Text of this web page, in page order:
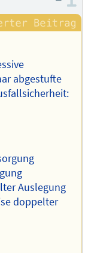
abgestufte
Auslegung
doppelter